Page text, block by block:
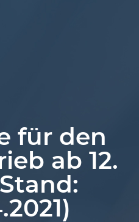
für den
ab 12.